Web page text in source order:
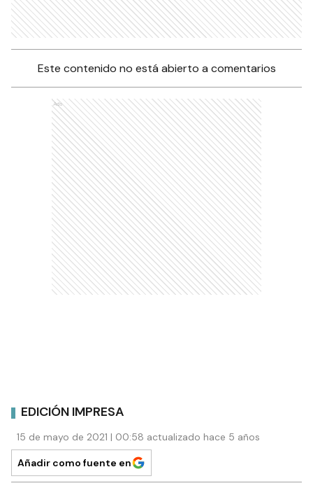
Este contenido no está abierto a comentarios
Ads
EDICIÓN IMPRESA
15 de mayo de 2021 | 00:58 actualizado hace 5 años
Añadir como fuente en